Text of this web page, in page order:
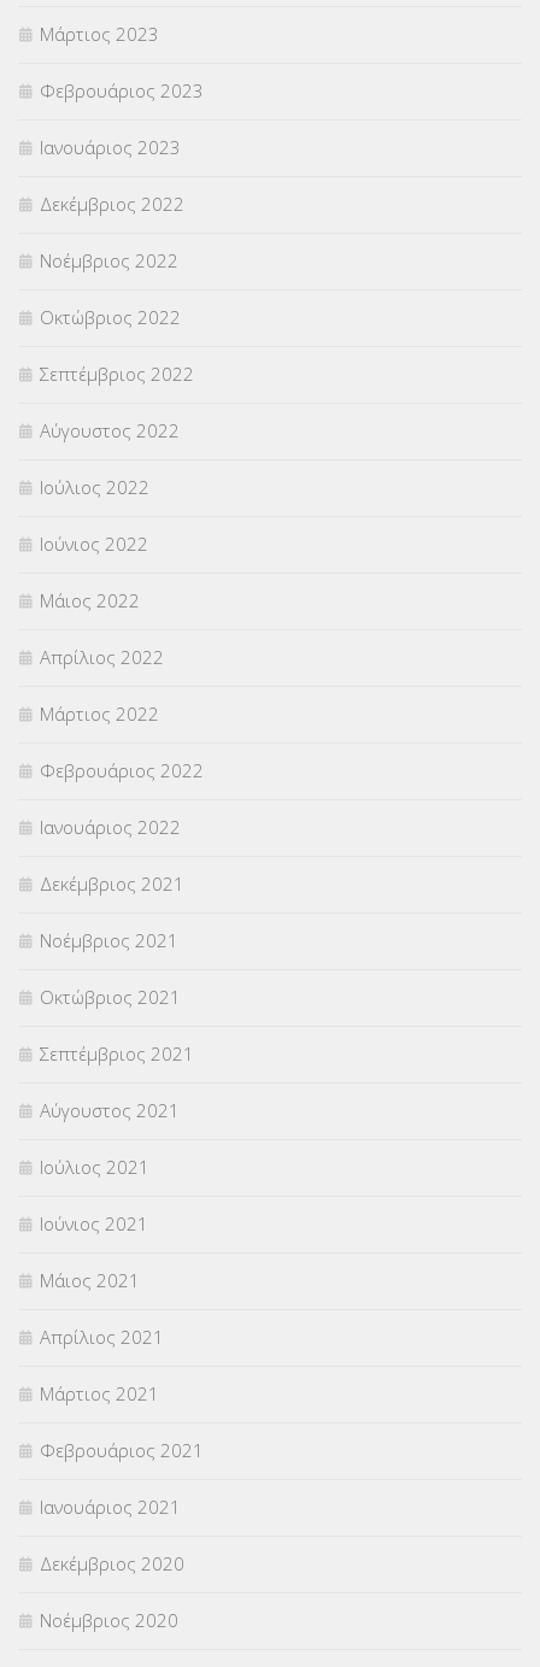
Μάρτιος 2023
Φεβρουάριος 2023
Ιανουάριος 2023
Δεκέμβριος 2022
Νοέμβριος 2022
Οκτώβριος 2022
Σεπτέμβριος 2022
Αύγουστος 2022
Ιούλιος 2022
Ιούνιος 2022
Μάιος 2022
Απρίλιος 2022
Μάρτιος 2022
Φεβρουάριος 2022
Ιανουάριος 2022
Δεκέμβριος 2021
Νοέμβριος 2021
Οκτώβριος 2021
Σεπτέμβριος 2021
Αύγουστος 2021
Ιούλιος 2021
Ιούνιος 2021
Μάιος 2021
Απρίλιος 2021
Μάρτιος 2021
Φεβρουάριος 2021
Ιανουάριος 2021
Δεκέμβριος 2020
Νοέμβριος 2020